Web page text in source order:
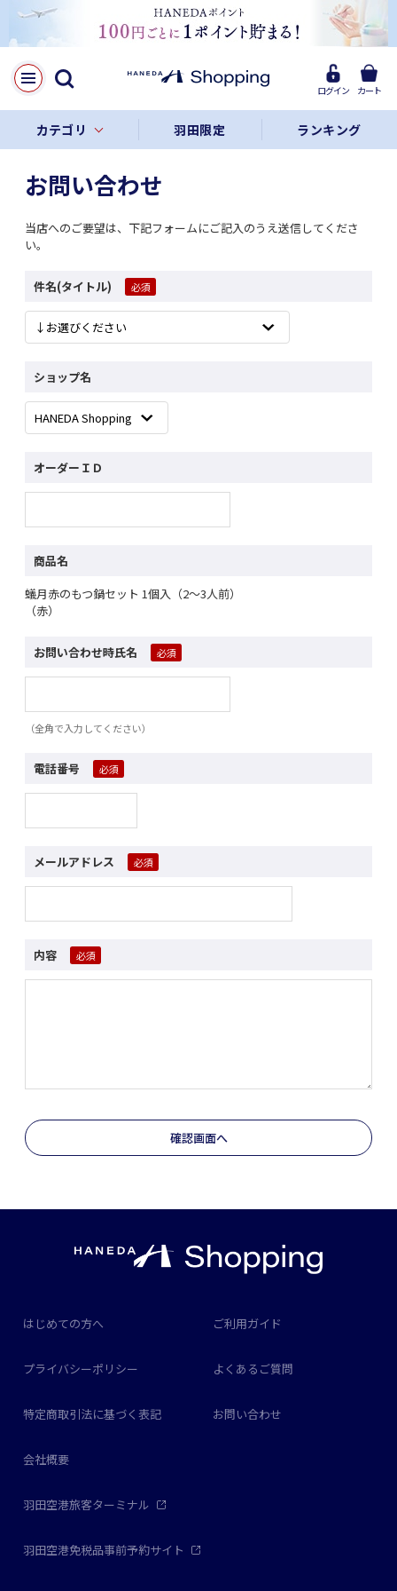
ログイン カート
カテゴリ 羽田限定 ランキング
お問い合わせ
当店へのご要望は、下記フォームにご記入のうえ送信してくださ
い。
件名(タイトル)
ショップ名
オーダーＩＤ
商品名
蟻月赤のもつ鍋セット 1個入（2～3人前）
（赤）
お問い合わせ時氏名
（全角で入力してください）
電話番号
メールアドレス
内容
はじめての方へ ご利用ガイド
プライバシーポリシー よくあるご質問
特定商取引法に基づく表記 お問い合わせ
会社概要
羽田空港旅客ターミナル
羽田空港免税品事前予約サイト